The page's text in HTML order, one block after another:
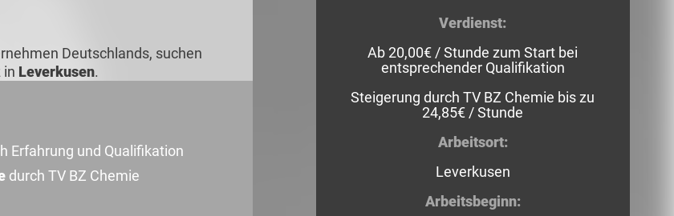
Deutschlands, suchen
in Leverkusen.
Erfahrung und Qualifikation
durch TV BZ Chemie
Verdienst:
Ab 20,00€ / Stunde zum Start bei
entsprechender Qualifikation
Steigerung durch TV BZ Chemie bis zu
24,85€ / Stunde
Arbeitsort:
Leverkusen
Arbeitsbeginn: